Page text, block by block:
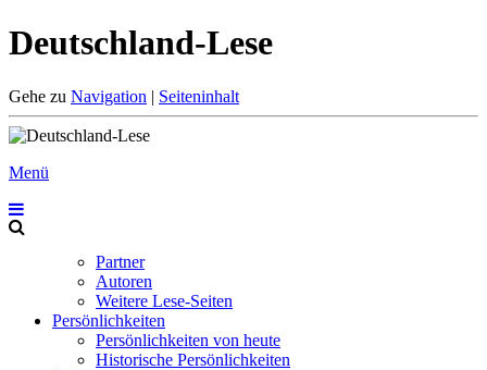
Deutschland-Lese
Gehe zu Navigation | Seiteninhalt
Menü
Partner
Autoren
Weitere Lese-Seiten
Persönlichkeiten
Persönlichkeiten von heute
Historische Persönlichkeiten